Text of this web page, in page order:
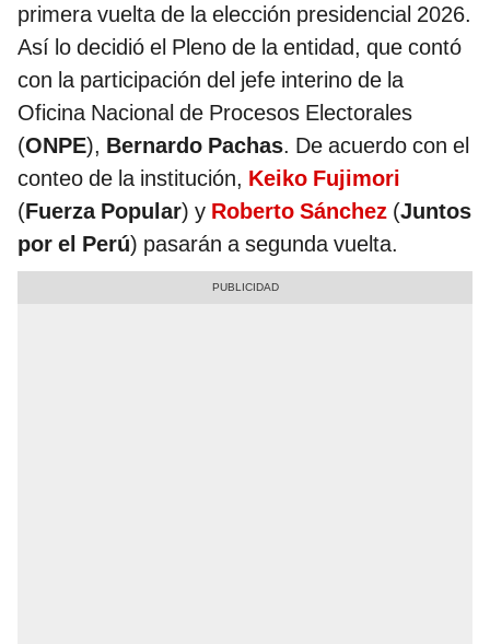
primera vuelta de la elección presidencial 2026.
Así lo decidió el Pleno de la entidad, que contó
con la participación del jefe interino de la
Oficina Nacional de Procesos Electorales
(ONPE), Bernardo Pachas. De acuerdo con el
conteo de la institución, Keiko Fujimori
(Fuerza Popular) y Roberto Sánchez (Juntos
por el Perú) pasarán a segunda vuelta.